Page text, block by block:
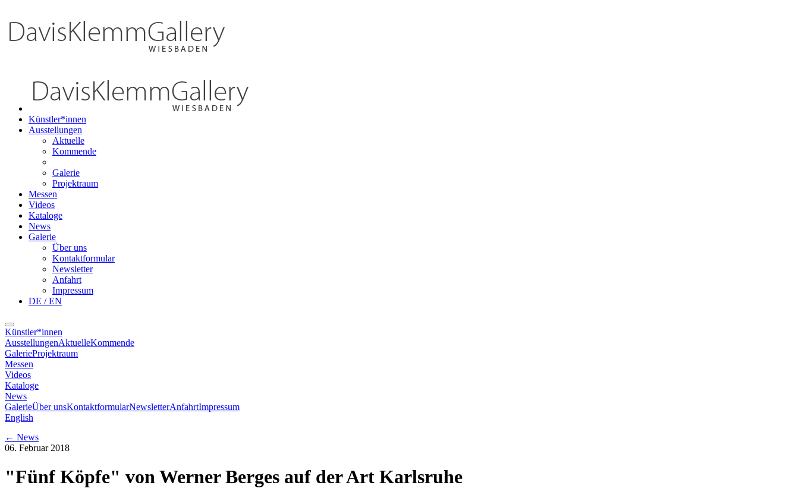
Künstler*innen
Ausstellungen
Aktuelle
Kommende
Galerie
Projektraum
Messen
Videos
Kataloge
News
Galerie
Über uns
Kontaktformular
Newsletter
Anfahrt
Impressum
DE / EN
Künstler*innen
AusstellungenAktuelleKommende
GalerieProjektraum
Messen
Videos
Kataloge
News
GalerieÜber unsKontaktformularNewsletterAnfahrtImpressum
English
← News
06. Februar 2018
"Fünf Köpfe" von Werner Berges auf der Art Karlsruhe